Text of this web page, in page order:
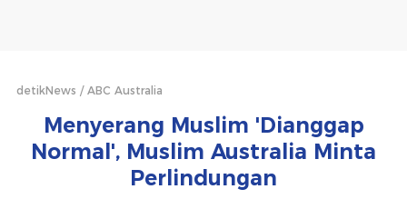
detikNews ABC Australia
Menyerang Muslim 'Dianggap
Normal', Muslim Australia Minta
Perlindungan